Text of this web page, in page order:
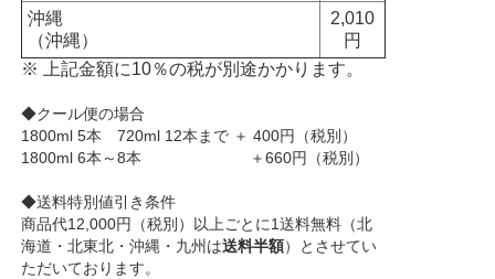
沖縄
（沖縄）
2,010
円
※ 上記金額に10％の税が別途かかります。
◆クール便の場合
1800ml 5本 720ml 12本まで ＋ 400円（税別）
1800ml 6本～8本 ＋660円（税別）
◆送料特別値引き条件
商品代12,000円（税別）以上ごとに1送料無料（北
海道・北東北・沖縄・九州は送料半額）とさせてい
ただいております。